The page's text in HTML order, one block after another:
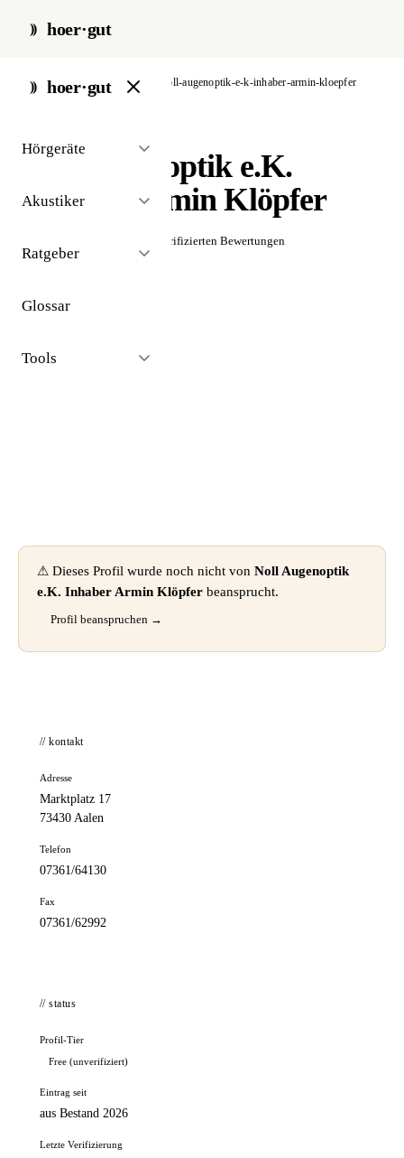
hoer·gut
hoer·gut
Hörgeräte
Akustiker
Ratgeber
Glossar
Tools
start / akustiker / aalen noll-augenoptik-e-k-inhaber-armin-kloepfer
Noll Augenoptik e.K.
Inhaber Armin Klöpfer
Noch keine verifizierten Bewertungen
⚠ Dieses Profil wurde noch nicht von Noll Augenoptik
e.K. Inhaber Armin Klöpfer beansprucht.
Profil beanspruchen →
// kontakt
Adresse
Marktplatz 17
73430 Aalen
Telefon
07361/64130
Fax
07361/62992
// status
Profil-Tier
Free (unverifiziert)
Eintrag seit
aus Bestand 2026
Letzte Verifizierung